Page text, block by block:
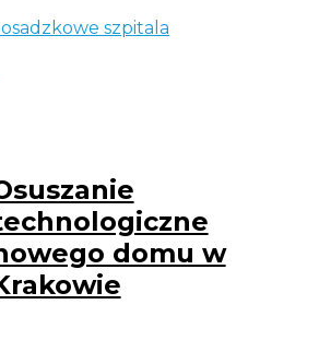
szpitala
domu w